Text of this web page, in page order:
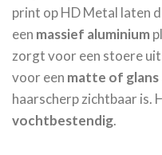
print op HD Metal laten
een massief aluminium
zorgt voor een stoere
voor een matte of
haarscherp zichtbaar is.
vochtbestendig.